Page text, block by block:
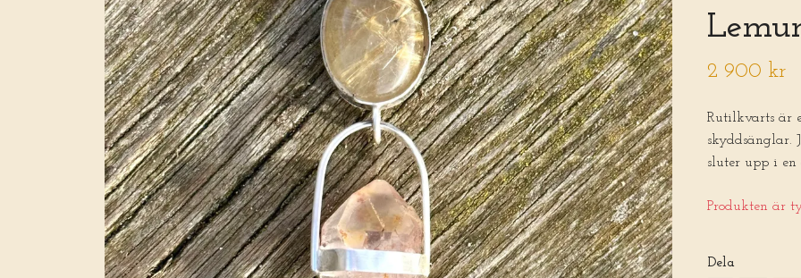
2 900 kr
Rutilkvarts är
sluter upp i
Produkten är
Dela